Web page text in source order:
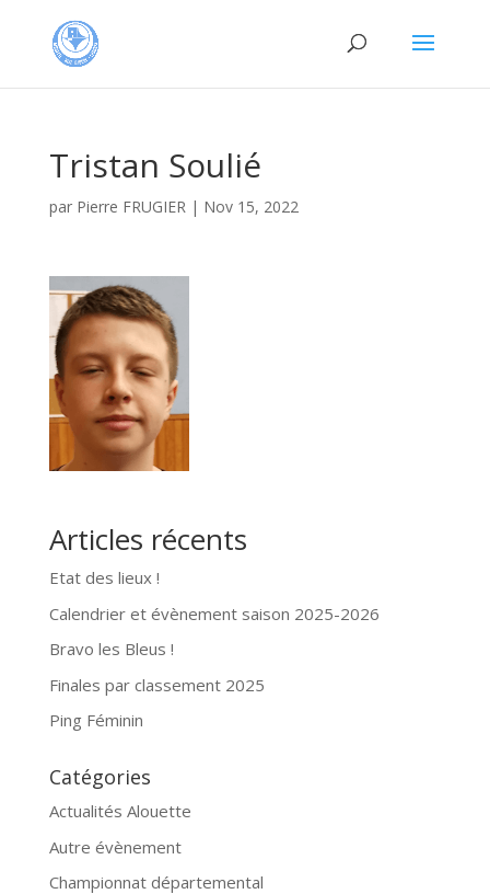
Tristan Soulié
par Pierre FRUGIER| Nov 15, 2022
Articles récents
Etat des lieux !
Calendrier et évènement saison 2025-2026
Bravo les Bleus !
Finales par classement 2025
Ping Féminin
Catégories
Actualités Alouette
Autre évènement
Championnat départemental